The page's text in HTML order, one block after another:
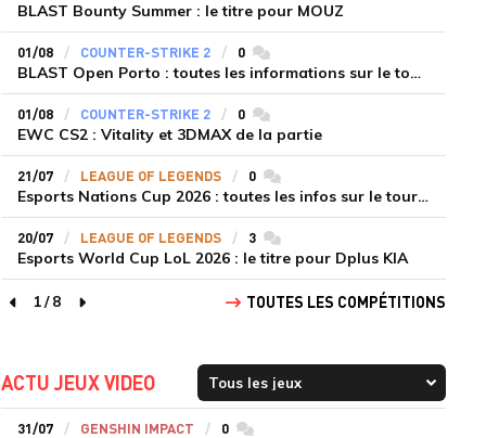
BLAST Bounty Summer : le titre pour MOUZ
01/08 COUNTER-STRIKE 2 0commentaires
BLAST Open Porto : toutes les informations sur le tournoi
01/08 COUNTER-STRIKE 2 0commentaires
EWC CS2 : Vitality et 3DMAX de la partie
21/07 LEAGUE OF LEGENDS 0commentaires
Esports Nations Cup 2026 : toutes les infos sur le tournoi
20/07 LEAGUE OF LEGENDS 3commentaires
Esports World Cup LoL 2026 : le titre pour Dplus KIA
page précédente
1/8
page suivante
TOUTES LES COMPÉTITIONS
ACTU JEUX VIDEO
31/07 GENSHIN IMPACT 0commentaires